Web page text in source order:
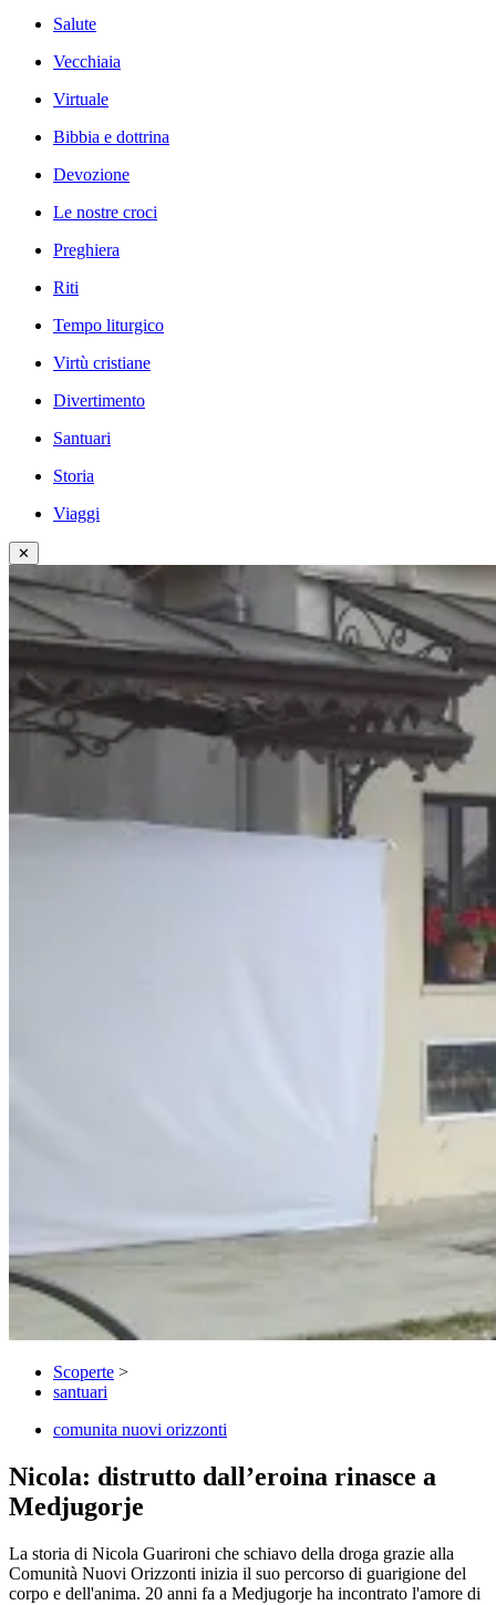
Salute
Vecchiaia
Virtuale
Bibbia e dottrina
Devozione
Le nostre croci
Preghiera
Riti
Tempo liturgico
Virtù cristiane
Divertimento
Santuari
Storia
Viaggi
✕
Scoperte >
santuari
comunita nuovi orizzonti
Nicola: distrutto dall’eroina rinasce a
Medjugorje
La storia di Nicola Guarironi che schiavo della droga grazie alla
Comunità Nuovi Orizzonti inizia il suo percorso di guarigione del
corpo e dell'anima. 20 anni fa a Medjugorje ha incontrato l'amore di